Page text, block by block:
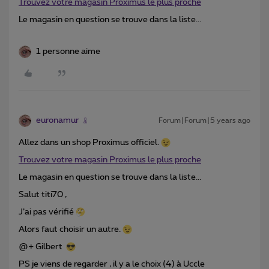
Trouvez votre magasin Proximus le plus proche
Le magasin en question se trouve dans la liste...
1 personne aime
euronamur Forum|Forum|5 years ago
Allez dans un shop Proximus officiel.
Trouvez votre magasin Proximus le plus proche
Le magasin en question se trouve dans la liste...
Salut titi70 ,
J’ai pas vérifié
Alors faut choisir un autre.
@+ Gilbert
PS je viens de regarder , il y a le choix (4) à Uccle